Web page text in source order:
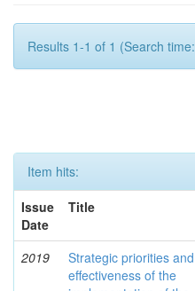
Results 1-1 of 1 (Search
Item hits:
Issue
Date
Title
2019
Strategic priorities and
effectiveness of the